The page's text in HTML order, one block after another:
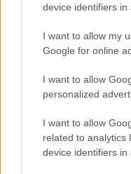
device identifiers in
I want to allow my
Google for online
I want to allow
personalized
I want to allow
related to analytics
device identifiers in
Olio d’oliva al
Beatrice Bonaventura · 10